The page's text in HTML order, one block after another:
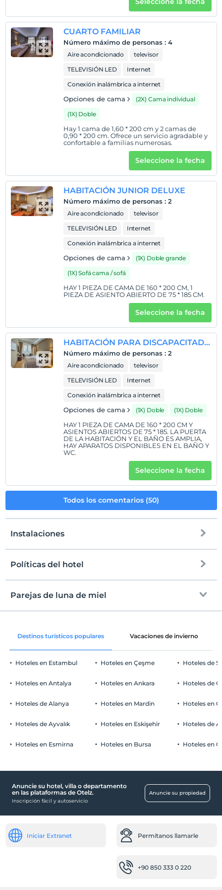
CUARTO FAMILIAR
Número máximo de personas : 4
Aire acondicionado
televisor
TELEVISIÓN LED
Internet
Conexión inalámbrica a internet
Opciones de cama
(2X) Cama individual
(1X) Doble
Hay 1 cama de 1,60 * 200 cm y 2 camas de
0,90 * 200 cm. Ofrece un servicio agradable y
confortable a familias numerosas.
Seleccione la fecha
HABITACIÓN JUNIOR DELUXE
Número máximo de personas : 2
Aire acondicionado
televisor
TELEVISIÓN LED
Internet
Conexión inalámbrica a internet
Opciones de cama
(1X) Doble grande
(1X) Sofá cama / sofá
HAY 1 PIEZA DE CAMA DE 160 * 200 CM, 1
PIEZA DE ASIENTO ABIERTO DE 75 * 185 CM.
Seleccione la fecha
HABITACIÓN PARA DISCAPACITADOS
Número máximo de personas : 2
Aire acondicionado
televisor
TELEVISIÓN LED
Internet
Conexión inalámbrica a internet
Opciones de cama (1X) Doble (1X) Doble
HAY 1 PIEZA DE CAMA DE 160 * 200 CM Y
ASIENTOS ABIERTOS DE 75 * 185. LA PUERTA
DE LA HABITACIÓN Y EL BAÑO ES AMPLIA,
HAY APARATOS DISPONIBLES EN EL BAÑO Y
WC.
Seleccione la fecha
Todos los comentarios (50)
Instalaciones
Libre wifi
Aparcamiento (fuera de las instalaciones)
Haga clic para ver las Notas Especiales.
cuna
Comidas & Bebidas
Cafetería
Restaurante interior
Políticas del hotel
Entrada
Después de 15:00
Salida
Mascotas
Niños
1 niño(s) hasta la edad de 6 por habitación no se cobra
Parejas de luna de miel
decoración de la habitación
Destinos turísticos populares Vacaciones de invierno
Hoteles en Estambul
Hoteles en Antalya
Hoteles de Alanya
Hoteles de Ayvalık
Hoteles en Esmirna
Hoteles en Çeşme
Hoteles en Ankara
Hoteles en Mardin
Hoteles en Eskişehir
Hoteles en Bursa
Hoteles de
Hoteles de
Hoteles en
Hoteles de
Hoteles en
Anuncie su hotel, villa o departamento
en las plataformas de Otelz.
Inscripción fácil y autoservicio
Anuncie su propiedad
Iniciar Extranet Permítanos llamarle
+90 850 333 0 220